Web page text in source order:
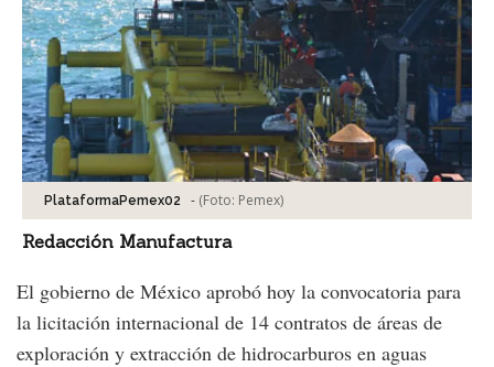
PlataformaPemex02 - (Foto: Pemex)
Redacción Manufactura
El gobierno de México aprobó hoy la convocatoria para
la licitación internacional de 14 contratos de áreas de
exploración y extracción de hidrocarburos en aguas